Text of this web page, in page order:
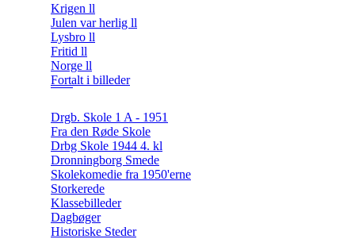
Krigen ll
Julen var herlig ll
Lysbro ll
Fritid ll
Norge ll
Fortalt i billeder
Drgb. Skole 1 A - 1951
Fra den Røde Skole
Drbg Skole 1944 4. kl
Dronningborg Smede
Skolekomedie fra 1950'erne
Storkerede
Klassebilleder
Dagbøger
Historiske Steder